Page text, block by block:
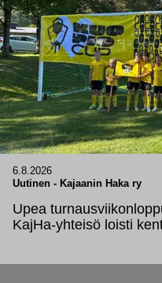
6.8.2026
Uutinen - Kajaanin Haka ry
Upea
KajHa-yhteisö loisti